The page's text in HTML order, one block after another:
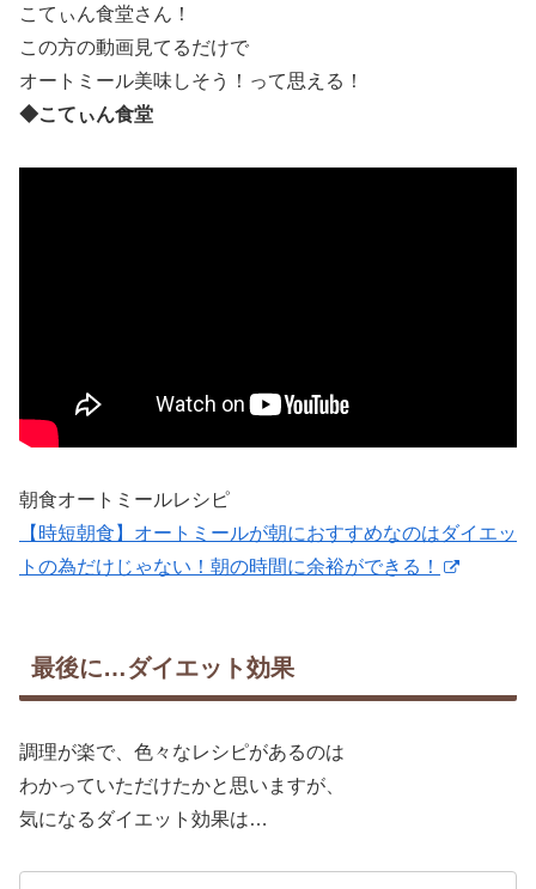
こてぃん食堂さん！
この方の動画見てるだけで
オートミール美味しそう！って思える！
◆こてぃん食堂
朝食オートミールレシピ
【時短朝食】オートミールが朝におすすめなのはダイエッ
トの為だけじゃない！朝の時間に余裕ができる！
最後に…ダイエット効果
調理が楽で、色々なレシピがあるのは
わかっていただけたかと思いますが、
気になるダイエット効果は…